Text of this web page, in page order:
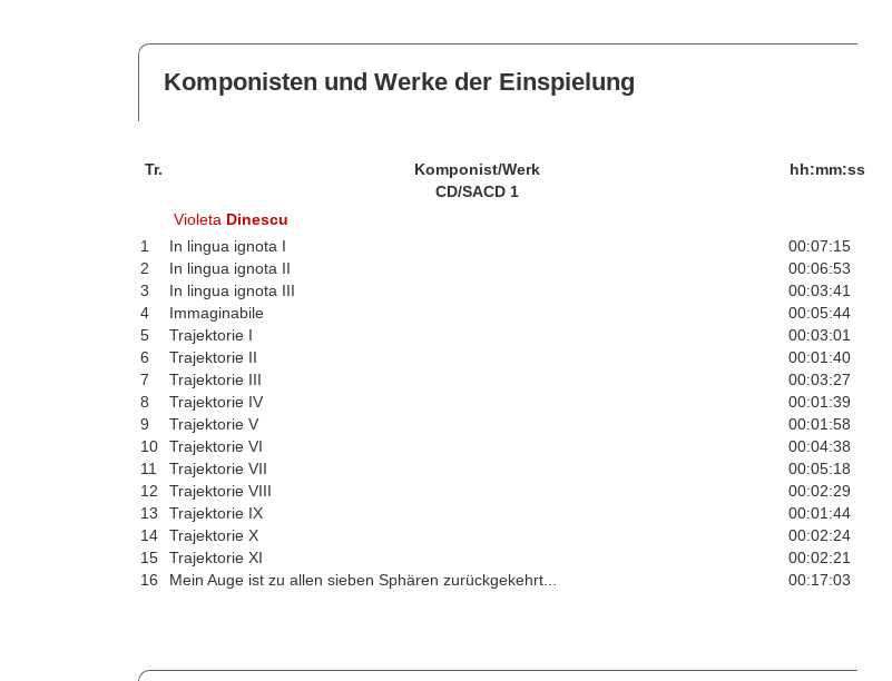
Komponisten und Werke der Einspielung
Tr. Komponist/Werk
hh:mm:ss
CD/SACD 1
Violeta Dinescu
1
In lingua ignota I
00:07:15
2
In lingua ignota II
00:06:53
3
In lingua ignota III
00:03:41
4
Immaginabile
00:05:44
5
Trajektorie I
00:03:01
6
Trajektorie II
00:01:40
7
Trajektorie III
00:03:27
8
Trajektorie IV
00:01:39
9
Trajektorie V
00:01:58
10
Trajektorie VI
00:04:38
11
Trajektorie VII
00:05:18
12
Trajektorie VIII
00:02:29
13
Trajektorie IX
00:01:44
14
Trajektorie X
00:02:24
15
Trajektorie XI
00:02:21
16
Mein Auge ist zu allen sieben Sphären zurückgekehrt... 00:17:03